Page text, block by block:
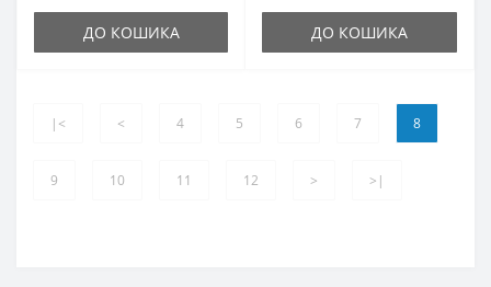
ДО КОШИКА ДО КОШИКА
|< < 4 5 6 7 8
9 10 11 12 > >|